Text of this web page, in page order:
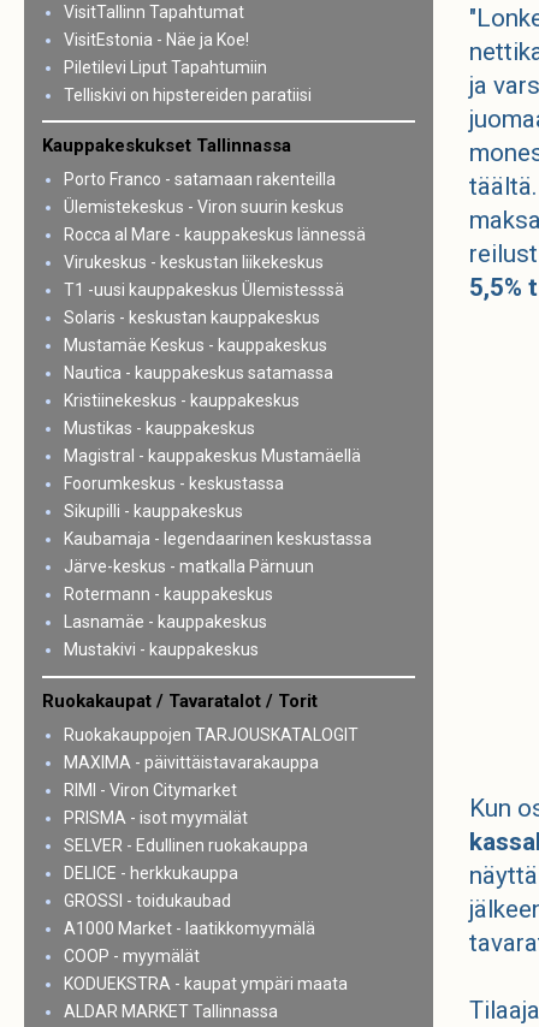
ja
5,5%
Kun
VisitTallinn Tapahtumat
VisitEstonia - Näe ja Koe!
Piletilevi Liput Tapahtumiin
Telliskivi on hipstereiden paratiisi
Kauppakeskukset Tallinnassa
Porto Franco - satamaan rakenteilla
Ülemistekeskus - Viron suurin keskus
Rocca al Mare - kauppakeskus lännessä
Virukeskus - keskustan liikekeskus
T1 -uusi kauppakeskus Ülemistesssä
Solaris - keskustan kauppakeskus
Mustamäe Keskus - kauppakeskus
Nautica - kauppakeskus satamassa
Kristiinekeskus - kauppakeskus
Mustikas - kauppakeskus
Magistral - kauppakeskus Mustamäellä
Foorumkeskus - keskustassa
Sikupilli - kauppakeskus
Kaubamaja - legendaarinen keskustassa
Järve-keskus - matkalla Pärnuun
Rotermann - kauppakeskus
Lasnamäe - kauppakeskus
Mustakivi - kauppakeskus
Ruokakaupat / Tavaratalot / Torit
Ruokakauppojen TARJOUSKATALOGIT
MAXIMA - päivittäistavarakauppa
RIMI - Viron Citymarket
PRISMA - isot myymälät
SELVER - Edullinen ruokakauppa
DELICE - herkkukauppa
GROSSI - toidukaubad
A1000 Market - laatikkomyymälä
COOP - myymälät
KODUEKSTRA - kaupat ympäri maata
ALDAR MARKET Tallinnassa